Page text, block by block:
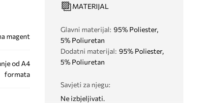
magent
od A4
formata
MATERIJAL
Glavni materijal: 95% Poliester,
5% Poliuretan
Dodatni materijal: 95% Poliester,
5% Poliuretan
Savjeti za njegu:
Ne izbjeljivati.